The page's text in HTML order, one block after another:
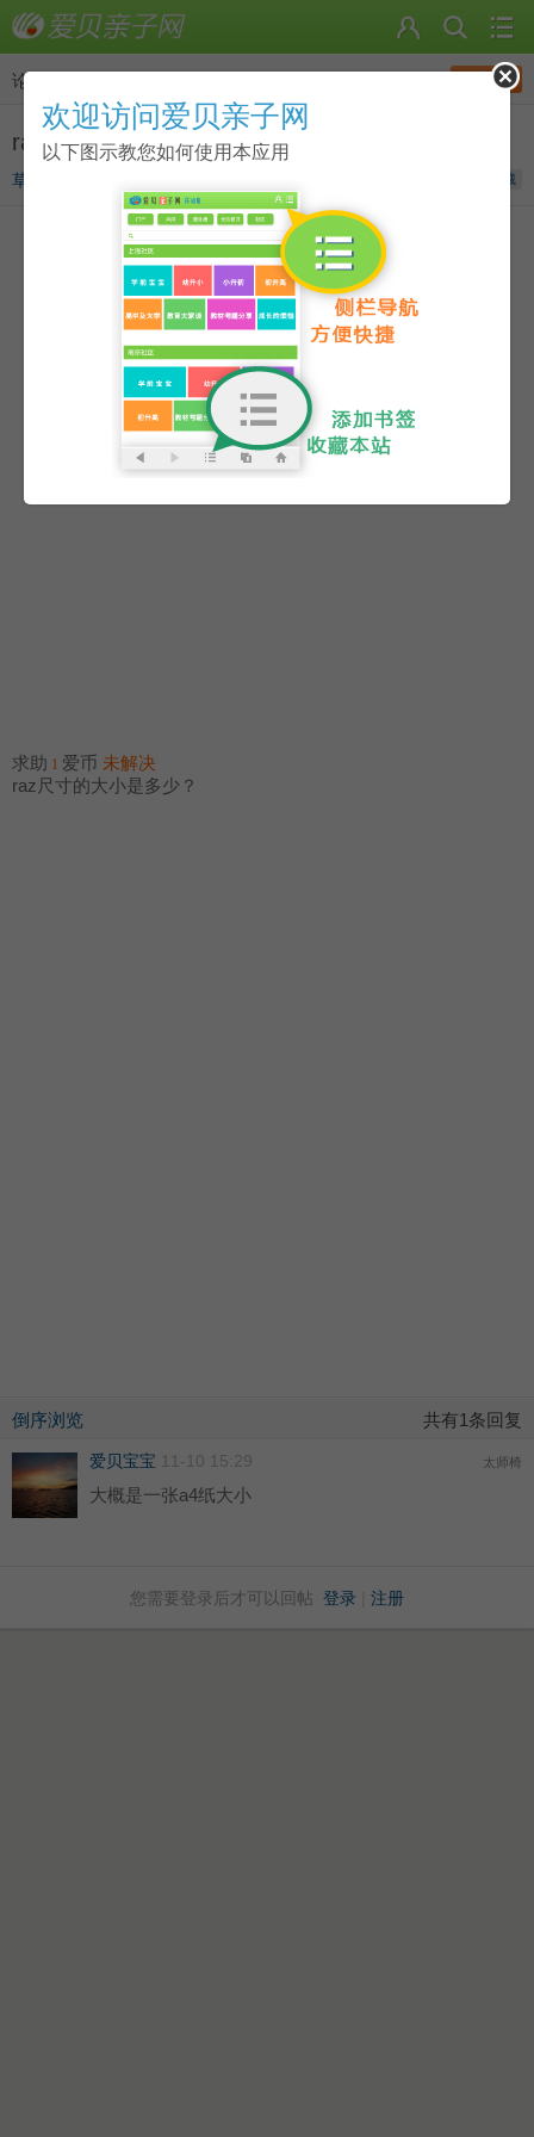
论坛 发帖
raz每本尺寸的大小是多少？
收藏
草莓酱
求助 1 爱币 未解决
raz尺寸的大小是多少？
倒序浏览 共有1条回复
爱贝宝宝 11-10 15:29 太师椅
大概是一张a4纸大小
您需要登录后才可以回帖 登录 注册
欢迎访问爱贝亲子网
以下图示教您如何使用本应用